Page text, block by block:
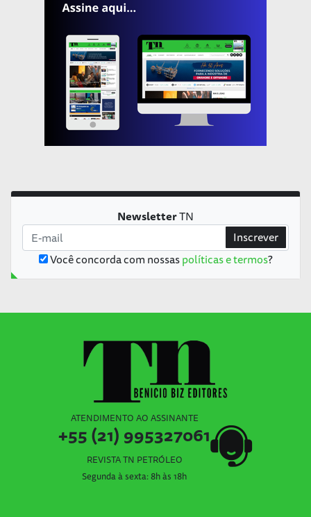
NewsletterTN
Você concorda com nossaspolíticas e termos?
Inscrever
ATENDIMENTO AO ASSINANTE
+55 (21) 995327061
REVISTA TN PETRÓLEO
Segunda à sexta: 8h às 18h